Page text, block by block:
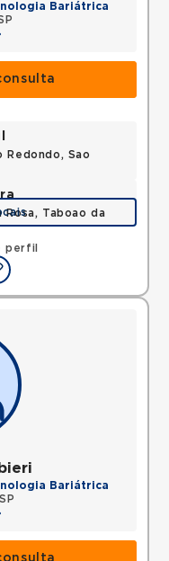
Bariátrica
perfil
Redondo, Sao
Rosa, Taboao da
Bariátrica